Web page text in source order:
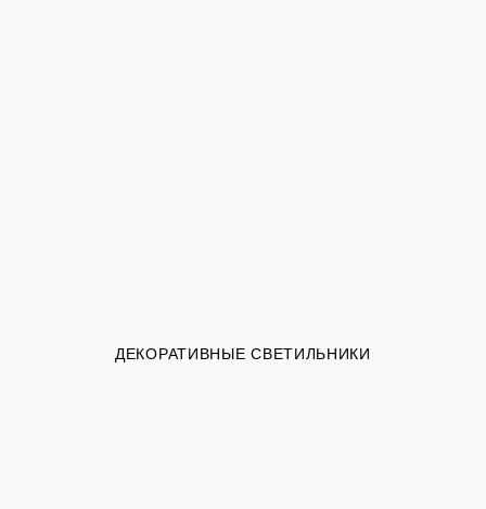
ДЕКОРАТИВНЫЕ СВЕТИЛЬНИКИ